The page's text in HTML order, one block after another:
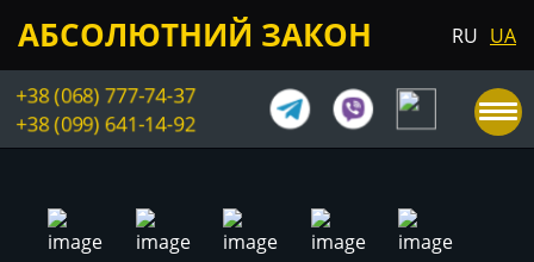
АБСОЛЮТНИЙ ЗАКОН RU UA
+38 (068) 777-74-37
+38 (099) 641-14-92